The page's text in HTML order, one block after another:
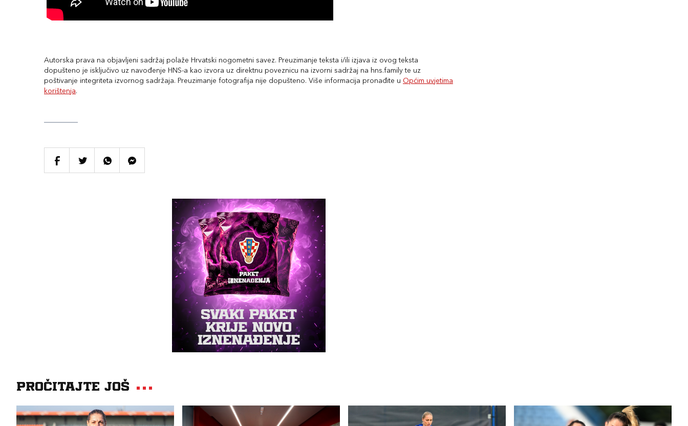
Autorska prava na objavljeni sadržaj polaže Hrvatski nogometni savez. Preuzimanje teksta i/ili izjava iz ovog teksta
dopušteno je isključivo uz navođenje HNS-a kao izvora uz direktnu poveznicu na izvorni sadržaj na hns.family te uz
poštivanje integriteta izvornog sadržaja. Preuzimanje fotografija nije dopušteno. Više informacija pronađite u Općim uvjetima
korištenja.
Pročitajte još